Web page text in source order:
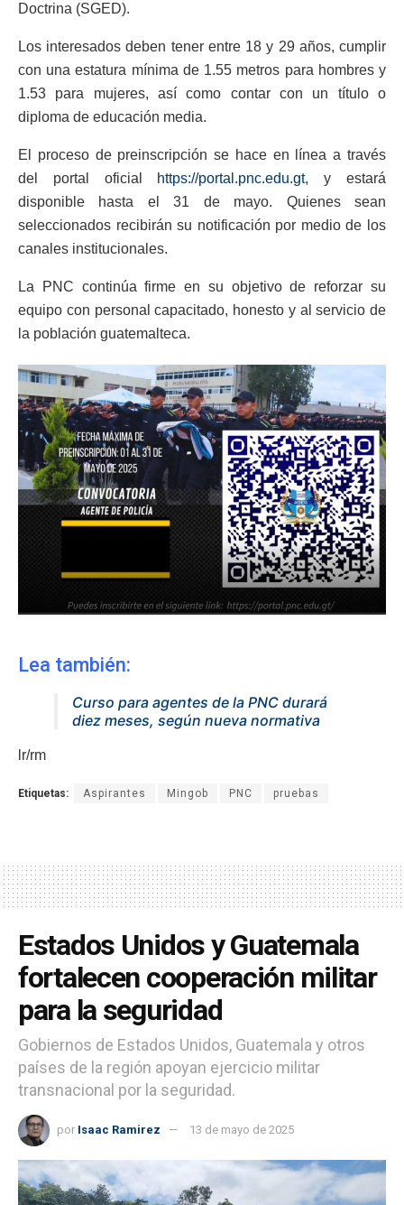
Doctrina (SGED).
Los interesados deben tener entre 18 y 29 años, cumplir
con una estatura mínima de 1.55 metros para hombres y
1.53 para mujeres, así como contar con un título o
diploma de educación media.
El proceso de preinscripción se hace en línea a través
del portal oficial https://portal.pnc.edu.gt, y estará
disponible hasta el 31 de mayo. Quienes sean
seleccionados recibirán su notificación por medio de los
canales institucionales.
La PNC continúa firme en su objetivo de reforzar su
equipo con personal capacitado, honesto y al servicio de
la población guatemalteca.
Lea también:
Curso para agentes de la PNC durará
diez meses, según nueva normativa
lr/rm
Etiquetas: Aspirantes Mingob PNC pruebas
Estados Unidos y Guatemala
fortalecen cooperación militar
para la seguridad
Gobiernos de Estados Unidos, Guatemala y otros
países de la región apoyan ejercicio militar
transnacional por la seguridad.
por Isaac Ramirez 13 de mayo de 2025